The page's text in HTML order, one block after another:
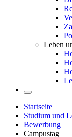
Leben
Startseite
Studium und
Bewerbung
Campustag